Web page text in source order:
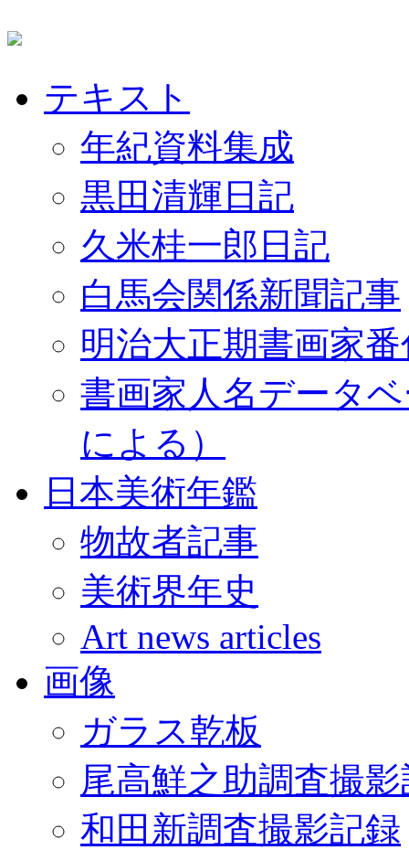
テキスト
年紀資料集成
黒田清輝日記
久米桂一郎日記
白馬会関係新聞記事
明治大正期書画家
書画家人名データ
による）
日本美術年鑑
物故者記事
美術界年史
Art news articles
画像
ガラス乾板
尾高鮮之助調査撮
和田新調査撮影記録